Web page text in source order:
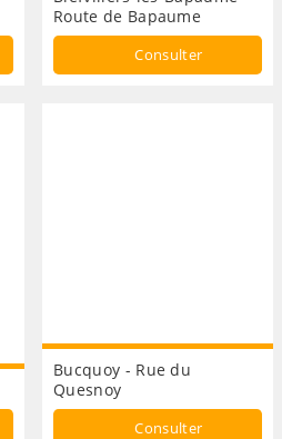
Route de Bapaume
Consulter
Bucquoy - Rue du
Quesnoy
Consulter